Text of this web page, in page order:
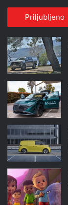
Priljubljeno